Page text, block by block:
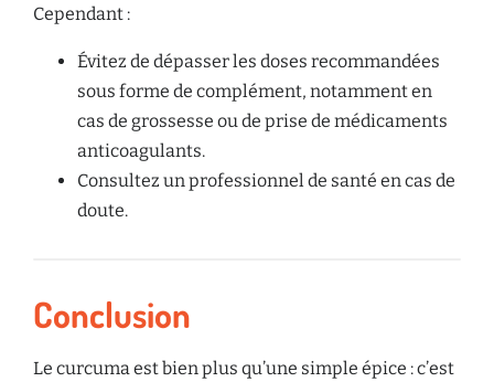
Cependant :
Évitez de dépasser les doses recommandées
sous forme de complément, notamment en
cas de grossesse ou de prise de médicaments
anticoagulants.
Consultez un professionnel de santé en cas de
doute.
Conclusion
Le curcuma est bien plus qu’une simple épice : c’est